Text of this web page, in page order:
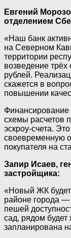
Евгений
отделением
«Наш банк
на Северном
территории
возведение
рублей.
скажется в
повышении
Финансирование
схемы расчетов
эскроу-счета.
своевременную
покупателя на
Запир Исаев,
застройщика:
«Новый ЖК
районе города
пешей
сад, рядом
запланирована